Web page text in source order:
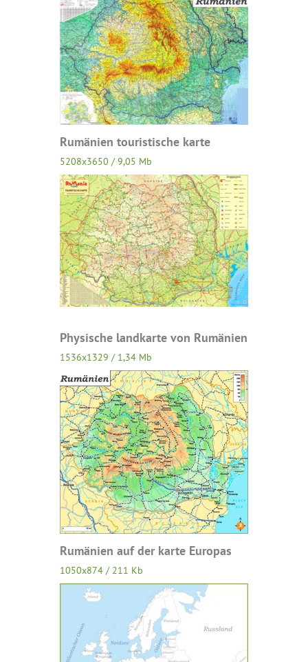
Rumänien touristische karte
5208x3650 / 9,05 Mb
Physische landkarte von Rumänien
1536x1329 / 1,34 Mb
Rumänien auf der karte Europas
1050x874 / 211 Kb